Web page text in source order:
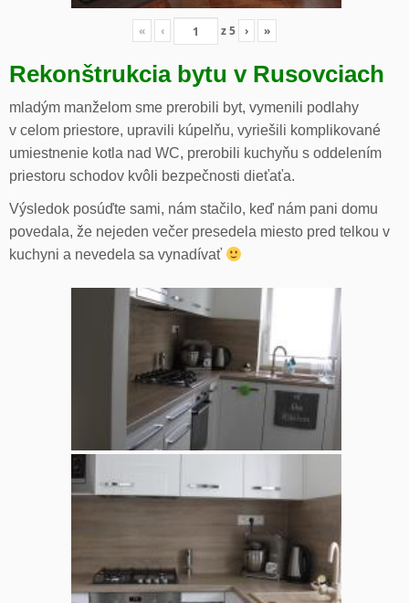
« ‹ z5 › »
Rekonštrukcia bytu v Rusovciach
mladým manželom sme prerobili byt, vymenili podlahy
v celom priestore, upravili kúpelňu, vyriešili komplikované
umiestnenie kotla nad WC, prerobili kuchyňu s oddelením
priestoru schodov kvôli bezpečnosti dieťaťa.
Výsledok posúďte sami, nám stačilo, keď nám pani domu
povedala, že nejeden večer presedela miesto pred telkou v
kuchyni a nevedela sa vynadívať